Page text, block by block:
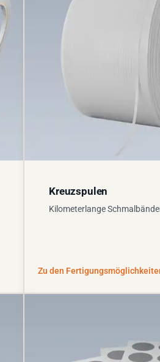
Kreuzspulen
Kilometerlange Schmalbänder
Zu den Fertigungsmöglichkeiten